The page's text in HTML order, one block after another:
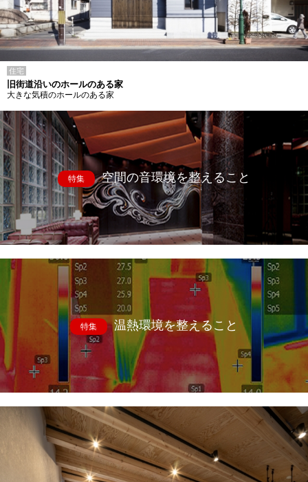
住宅
旧街道沿いのホールのある家
大きな気積のホールのある家
特集 空間の音環境を整えること
特集 温熱環境を整えること